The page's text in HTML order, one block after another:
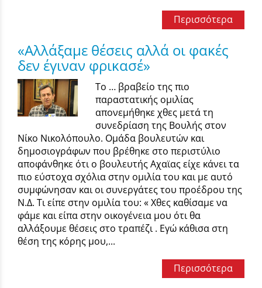
Περισσότερα
«Αλλάξαμε θέσεις αλλά οι φακές
δεν έγιναν φρικασέ»
Το … βραβείο της πιο
παραστατικής ομιλίας
απονεμήθηκε χθες μετά τη
συνεδρίαση της Βουλής στον
Νίκο Νικολόπουλο. Ομάδα βουλευτών και
δημοσιογράφων που βρέθηκε στο περιστύλιο
αποφάνθηκε ότι ο βουλευτής Αχαϊας είχε κάνει τα
πιο εύστοχα σχόλια στην ομιλία του και με αυτό
συμφώνησαν και οι συνεργάτες του προέδρου της
Ν.Δ. Τι είπε στην ομιλία του: « Χθες καθίσαμε να
φάμε και είπα στην οικογένεια μου ότι θα
αλλάξουμε θέσεις στο τραπέζι . Εγώ κάθισα στη
θέση της κόρης μου,...
Περισσότερα